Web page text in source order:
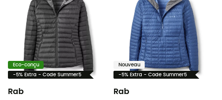
Eco-conçu
-5% Extra - Code Summer5
Rab
Nouveau
-5% Extra - Code Summer5
Rab